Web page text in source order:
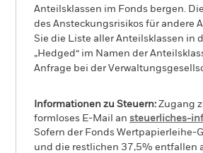
Anteilsklassen im Fonds bergen.
des Ansteckungsrisikos für andere
Sie die Liste aller Anteilsklassen in
„Hedged“ im Namen der
Anfrage bei der
Informationen zu Steuern: Zugang
formloses E-Mail an steuerliches-
Sofern der Fonds Wertpapierleihe-
und die restlichen 37,5% entfallen